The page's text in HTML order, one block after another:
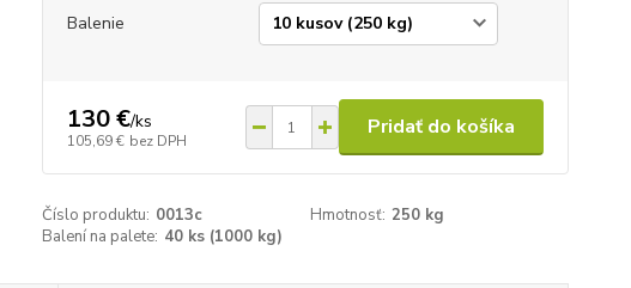
Balenie
130 €/ks
105,69 € bez DPH
Pridať do košíka
Číslo produktu: 0013c Hmotnosť: 250 kg
Balení na palete: 40 ks (1000 kg)